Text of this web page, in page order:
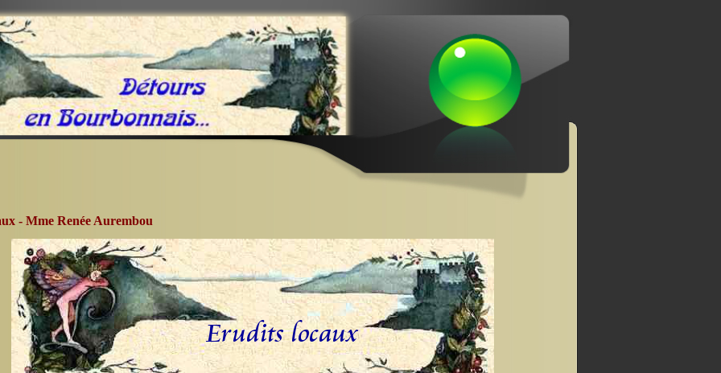
- Mme Renée Aurembou